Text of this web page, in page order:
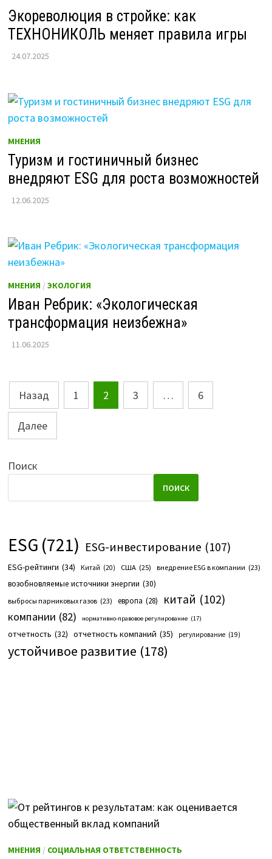
Экореволюция в стройке: как
ТЕХНОНИКОЛЬ меняет правила игры
24.07.2025
МНЕНИЯ
Туризм и гостиничный бизнес
внедряют ESG для роста возможностей
12.06.2025
МНЕНИЯ / ЭКОЛОГИЯ
Иван Ребрик: «Экологическая
трансформация неизбежна»
11.06.2025
Пагинация
записей
Назад 1 2 3 … 6
Далее
Поиск
ПОИСК
ESG (721) ESG-инвестирование (107)
ESG-рейтинги (34) Китай (20) США (25) внедрение ESG в компании (23)
возобновляемые источники энергии (30)
выбросы парниковых газов (23) европа (28) китай (102)
компании (82) нормативно-правовое регулирование (17)
отчетность (32) отчетность компаний (35) регулирование (19)
устойчивое развитие (178)
МНЕНИЯ / СОЦИАЛЬНАЯ ОТВЕТСТВЕННОСТЬ